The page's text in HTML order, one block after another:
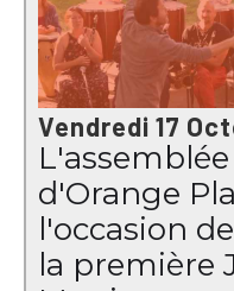
Vendredi 17
d'Orange
l'occasion
la première